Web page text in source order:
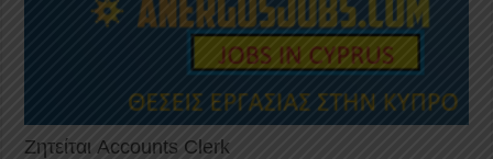
Ζητείται Accounts Clerk